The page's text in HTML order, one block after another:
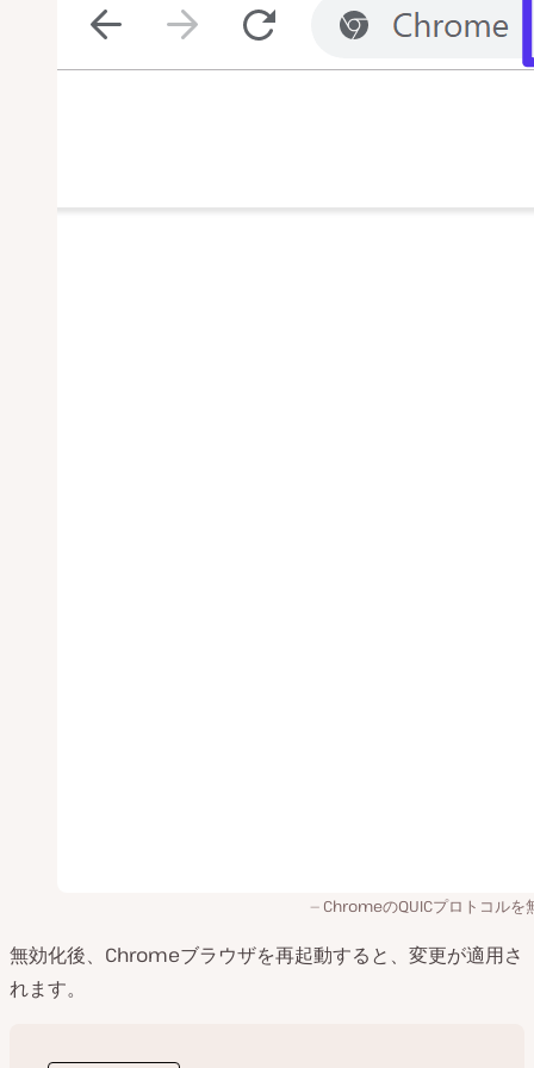
ChromeのQUICプロトコルを
無効化後、Chromeブラウザを再起動すると、変更が適用さ
れます。